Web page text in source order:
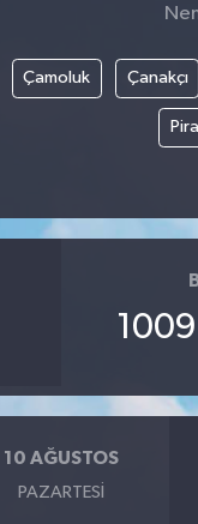
Çamoluk Çanakçı
10 AĞUSTOS
PAZARTESI